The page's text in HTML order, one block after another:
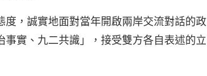
，誠實地面對當年開啟兩岸交流對話的政
實、九二共識」，接受雙方各自表述的立